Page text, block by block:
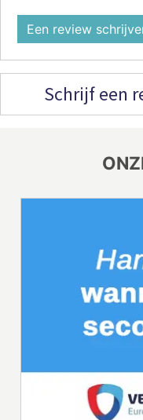
Een review
Schrijf een